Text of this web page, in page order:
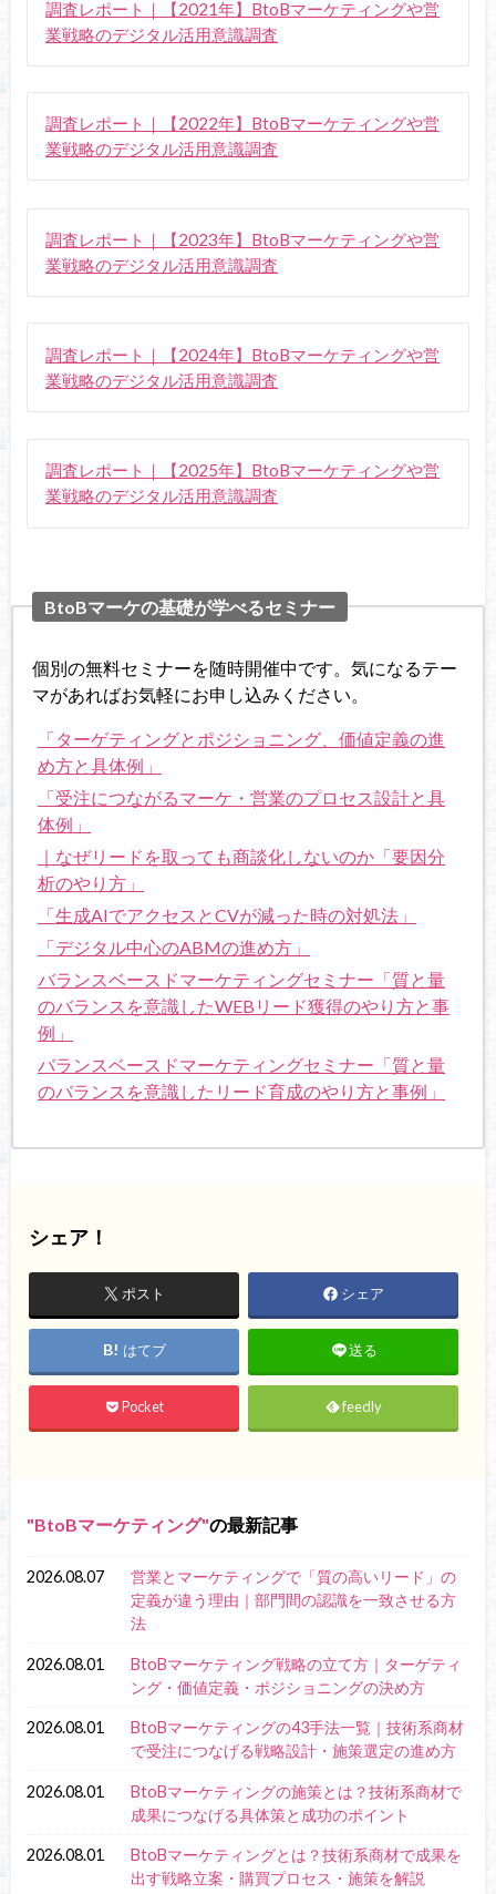
調査レポート｜【2021年】BtoBマーケティングや営
業戦略のデジタル活用意識調査
調査レポート｜【2022年】BtoBマーケティングや営
業戦略のデジタル活用意識調査
調査レポート｜【2023年】BtoBマーケティングや営
業戦略のデジタル活用意識調査
調査レポート｜【2024年】BtoBマーケティングや営
業戦略のデジタル活用意識調査
調査レポート｜【2025年】BtoBマーケティングや営
業戦略のデジタル活用意識調査
BtoBマーケの基礎が学べるセミナー
個別の無料セミナーを随時開催中です。気になるテー
マがあればお気軽にお申し込みください。
「ターゲティングとポジショニング、価値定義の進
め方と具体例」
「受注につながるマーケ・営業のプロセス設計と具
体例」
｜なぜリードを取っても商談化しないのか「要因分
析のやり方」
「生成AIでアクセスとCVが減った時の対処法」
「デジタル中心のABMの進め方」
バランスベースドマーケティングセミナー「質と量
のバランスを意識したWEBリード獲得のやり方と事
例」
バランスベースドマーケティングセミナー「質と量
のバランスを意識したリード育成のやり方と事例」
シェア！
ポスト シェア
はてブ 送る
Pocket feedly
BtoBマーケティング の最新記事
2026.08.07
営業とマーケティングで「質の高いリード」の
定義が違う理由｜部門間の認識を一致させる方
法
2026.08.01
BtoBマーケティング戦略の立て方｜ターゲティ
ング・価値定義・ポジショニングの決め方
2026.08.01
BtoBマーケティングの43手法一覧｜技術系商材
で受注につなげる戦略設計・施策選定の進め方
2026.08.01
BtoBマーケティングの施策とは？技術系商材で
成果につなげる具体策と成功のポイント
2026.08.01
BtoBマーケティングとは？技術系商材で成果を
出す戦略立案・購買プロセス・施策を解説